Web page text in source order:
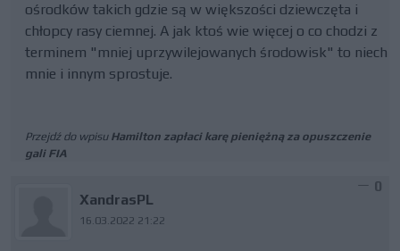
ośrodków takich gdzie są w większości dziewczęta i
chłopcy rasy ciemnej. A jak ktoś wie więcej o co chodzi z
terminem "mniej uprzywilejowanych środowisk" to niech
mnie i innym sprostuje.
Przejdź do wpisu Hamilton zapłaci karę pieniężną za opuszczenie
gali FIA
XandrasPL
16.03.2022 21:22
0